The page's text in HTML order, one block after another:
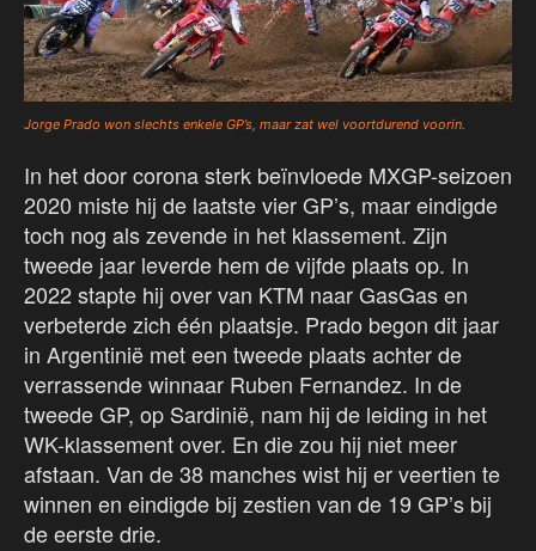
Jorge Prado won slechts enkele GP’s, maar zat wel voortdurend voorin.
In het door corona sterk beïnvloede MXGP-seizoen
2020 miste hij de laatste vier GP’s, maar eindigde
toch nog als zevende in het klassement. Zijn
tweede jaar leverde hem de vijfde plaats op. In
2022 stapte hij over van KTM naar GasGas en
verbeterde zich één plaatsje. Prado begon dit jaar
in Argentinië met een tweede plaats achter de
verrassende winnaar Ruben Fernandez. In de
tweede GP, op Sardinië, nam hij de leiding in het
WK-klassement over. En die zou hij niet meer
afstaan. Van de 38 manches wist hij er veertien te
winnen en eindigde bij zestien van de 19 GP’s bij
de eerste drie.